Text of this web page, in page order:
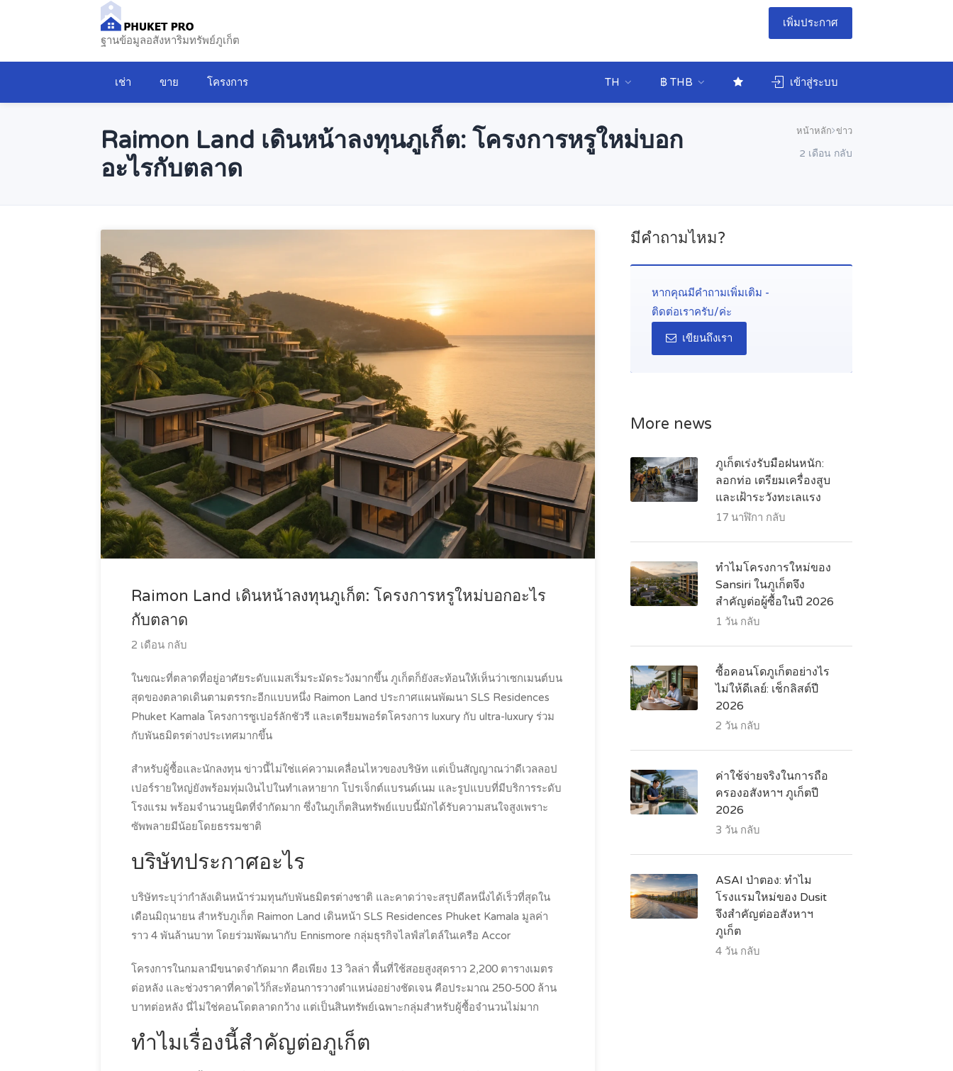
ฐานข้อมูลอสังหาริมทรัพย์ภูเก็ต
เพิ่มประกาศ
เช่า ขาย โครงการ เข้าสู่ระบบ
฿ THB
TH
Raimon Land เดินหน้าลงทุนภูเก็ต: โครงการหรูใหม่บอก
อะไรกับตลาด
หน้าหลัก ข่าว
2 เดือน กลับ
Raimon Land เดินหน้าลงทุนภูเก็ต: โครงการหรูใหม่บอกอะไร
กับตลาด
2 เดือน กลับ
ในขณะที่ตลาดที่อยู่อาศัยระดับแมสเริ่มระมัดระวังมากขึ้น ภูเก็ตก็ยังสะท้อนให้เห็นว่าเซกเมนต์บน
สุดของตลาดเดินตามตรรกะอีกแบบหนึ่ง Raimon Land ประกาศแผนพัฒนา SLS Residences
Phuket Kamala โครงการซูเปอร์ลักชัวรี และเตรียมพอร์ตโครงการ luxury กับ ultra-luxury ร่วม
กับพันธมิตรต่างประเทศมากขึ้น
สำหรับผู้ซื้อและนักลงทุน ข่าวนี้ไม่ใช่แค่ความเคลื่อนไหวของบริษัท แต่เป็นสัญญาณว่าดีเวลลอป
เปอร์รายใหญ่ยังพร้อมทุ่มเงินไปในทำเลหายาก โปรเจ็กต์แบรนด์เนม และรูปแบบที่มีบริการระดับ
โรงแรม พร้อมจำนวนยูนิตที่จำกัดมาก ซึ่งในภูเก็ตสินทรัพย์แบบนี้มักได้รับความสนใจสูงเพราะ
ซัพพลายมีน้อยโดยธรรมชาติ
บริษัทประกาศอะไร
บริษัทระบุว่ากำลังเดินหน้าร่วมทุนกับพันธมิตรต่างชาติ และคาดว่าจะสรุปดีลหนึ่งได้เร็วที่สุดใน
เดือนมิถุนายน สำหรับภูเก็ต Raimon Land เดินหน้า SLS Residences Phuket Kamala มูลค่า
ราว 4 พันล้านบาท โดยร่วมพัฒนากับ Ennismore กลุ่มธุรกิจไลฟ์สไตล์ในเครือ Accor
โครงการในกมลามีขนาดจำกัดมาก คือเพียง 13 วิลล่า พื้นที่ใช้สอยสูงสุดราว 2,200 ตารางเมตร
ต่อหลัง และช่วงราคาที่คาดไว้ก็สะท้อนการวางตำแหน่งอย่างชัดเจน คือประมาณ 250-500 ล้าน
บาทต่อหลัง นี่ไม่ใช่คอนโดตลาดกว้าง แต่เป็นสินทรัพย์เฉพาะกลุ่มสำหรับผู้ซื้อจำนวนไม่มาก
ทำไมเรื่องนี้สำคัญต่อภูเก็ต
มีคำถามไหม?
หากคุณมีคำถามเพิ่มเติม -
ติดต่อเราครับ/ค่ะ
เขียนถึงเรา
More news
ภูเก็ตเร่งรับมือฝนหนัก:
ลอกท่อ เตรียมเครื่องสูบ
และเฝ้าระวังทะเลแรง
17 นาฬิกา กลับ
ทำไมโครงการใหม่ของ
Sansiri ในภูเก็ตจึง
สำคัญต่อผู้ซื้อในปี 2026
1 วัน กลับ
ซื้อคอนโดภูเก็ตอย่างไร
ไม่ให้ดีเลย์: เช็กลิสต์ปี
2026
2 วัน กลับ
ค่าใช้จ่ายจริงในการถือ
ครองอสังหาฯ ภูเก็ตปี
2026
3 วัน กลับ
ASAI ป่าตอง: ทำไม
โรงแรมใหม่ของ Dusit
จึงสำคัญต่ออสังหาฯ
ภูเก็ต
4 วัน กลับ